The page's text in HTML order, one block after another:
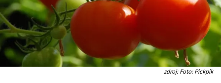
zdroj: Foto: Pickpik